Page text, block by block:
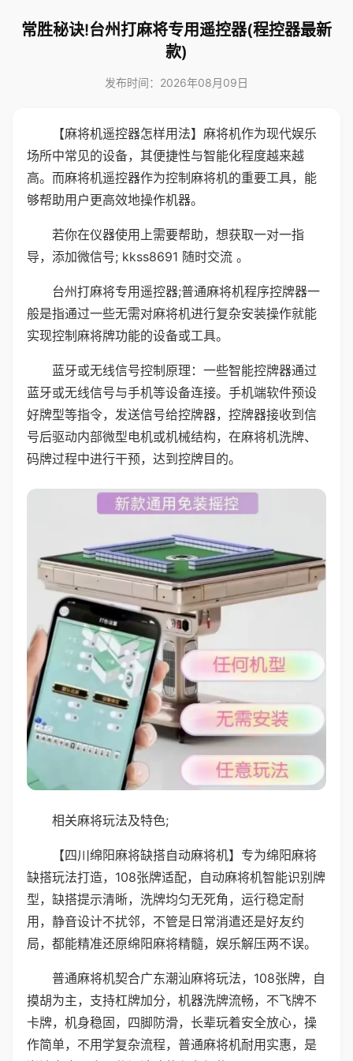
常胜秘诀!台州打麻将专用遥控器(程控器最新
款)
发布时间：2026年08月09日
【麻将机遥控器怎样用法】麻将机作为现代娱乐
场所中常见的设备，其便捷性与智能化程度越来越
高。而麻将机遥控器作为控制麻将机的重要工具，能
够帮助用户更高效地操作机器。
若你在仪器使用上需要帮助，想获取一对一指
导，添加微信号; kkss8691 随时交流 。
台州打麻将专用遥控器;普通麻将机程序控牌器一
般是指通过一些无需对麻将机进行复杂安装操作就能
实现控制麻将牌功能的设备或工具。
蓝牙或无线信号控制原理：一些智能控牌器通过
蓝牙或无线信号与手机等设备连接。手机端软件预设
好牌型等指令，发送信号给控牌器，控牌器接收到信
号后驱动内部微型电机或机械结构，在麻将机洗牌、
码牌过程中进行干预，达到控牌目的。
相关麻将玩法及特色;
【四川绵阳麻将缺搭自动麻将机】专为绵阳麻将
缺搭玩法打造，108张牌适配，自动麻将机智能识别牌
型，缺搭提示清晰，洗牌均匀无死角，运行稳定耐
用，静音设计不扰邻，不管是日常消遣还是好友约
局，都能精准还原绵阳麻将精髓，娱乐解压两不误。
普通麻将机契合广东潮汕麻将玩法，108张牌，自
摸胡为主，支持杠牌加分，机器洗牌流畅，不飞牌不
卡牌，机身稳固，四脚防滑，长辈玩着安全放心，操
作简单，不用学复杂流程，普通麻将机耐用实惠，是